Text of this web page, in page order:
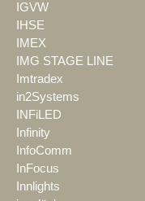
IGVW
IHSE
IMEX
IMG STAGE LINE
Imtradex
in2Systems
INFiLED
Infinity
InfoComm
InFocus
Innlights